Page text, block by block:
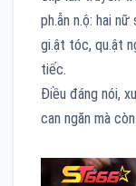
ph.ẫn n.ộ: hai
gi.ật tóc, qu.ật
tiếc.
Điều đáng nói,
can ngăn mà